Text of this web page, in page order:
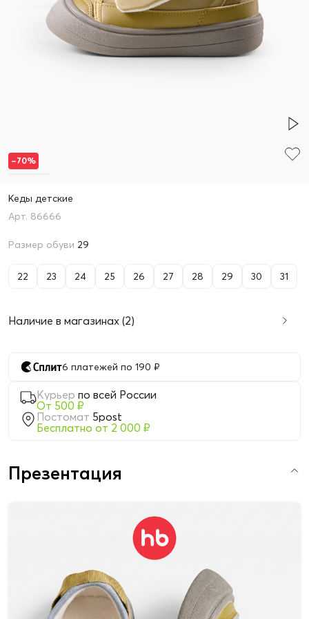
Кеды детские
86666
Размер обуви 29
22 23 24 25 26 27 28 29 30 31
Наличие в магазинах (2)
6 платежей по 190 ₽
Курьер по всей России
От 500 ₽
Постомат 5post
Бесплатно от 2 000 ₽
–70%
Презентация